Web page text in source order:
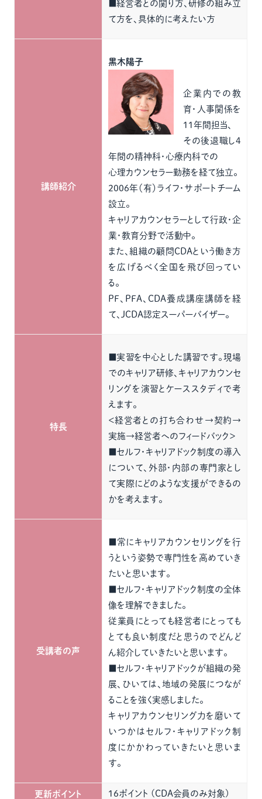
■経営者との関り方、研修の組み立
て方を、具体的に考えたい方
講師紹介
黒木陽子
企業内での教
育・人事関係を
１１年間担当、
その後退職し4
年間の精神科・心療内科での
心理カウンセラー勤務を経て独立。
2006年（有）ライフ・サポートチーム
設立。
キャリアカウンセラーとして行政・企
業・教育分野で活動中。
また、組織の顧問CDAという働き方
を広げるべく全国を飛び回ってい
る。
PF、PFA、CDA養成講座講師を経
て、JCDA認定スーパーバイザー。
特長
■実習を中心とした講習です。現場
でのキャリア研修、キャリアカウンセ
リングを演習とケーススタディで考
えます。
＜経営者との打ち合わせ→契約→
実施→経営者へのフィードバック＞
■セルフ・キャリアドック制度の導入
について、外部・内部の専門家とし
て実際にどのような支援ができるの
かを考えます。
受講者の声
■常にキャリアカウンセリングを行
うという姿勢で専門性を高めていき
たいと思います。
■セルフ・キャリアドック制度の全体
像を理解できました。
従業員にとっても経営者にとっても
とても良い制度だと思うのでどんど
ん紹介していきたいと思います。
■セルフ・キャリアドックが組織の発
展、ひいては、地域の発展につなが
ることを強く実感しました。
キャリアカウンセリング力を磨いて
いつかはセルフ・キャリアドック制
度にかかわっていきたいと思いま
す。
更新ポイント 16ポイント (CDA会員のみ対象)